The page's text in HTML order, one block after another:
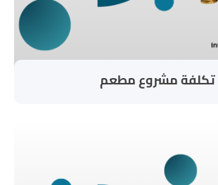
تكلفة مشروع مطعم